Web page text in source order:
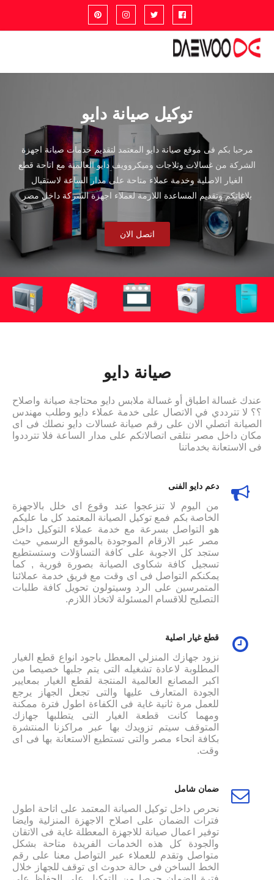
توكيل صيانة دايو
مرحبا بكم فى موقع صيانة دايو المعتمد لتقديم خدمات صيانة اجهزة
الشركة من غسالات وثلاجات وميكروويف دايو العالمية مع اتاحة قطع
الغيار الاصلية وخدمة عملاء متاحة على مدار الساعة لاستقبال
بلاغاتكم وتقديم المساعدة اللازمة لعملاء اجهزة الشركة داخل مصر
اتصل الان
صيانة دايو
عندك غسالة اطباق أو غسالة ملابس دايو محتاجة صيانة واصلاح
؟؟ لا تترددي في الاتصال على خدمة عملاء دايو وطلب مهندس
الصيانة اتصلي الان على رقم صيانة غسالات دايو نصلك فى اى
مكان داخل مصر نتلقى اتصالاتكم على مدار الساعة فلا تترددوا
فى الاستعانة بخدماتنا
دعم دايو الفنى
من اليوم لا تنزعجوا عند وقوع اى خلل بالاجهزة
الخاصة بكم فمع توكيل الصيانة المعتمد كل ما عليكم
هو التواصل بسرعة مع خدمة عملاء التوكيل داخل
مصر عبر الارقام الموجودة بالموقع الرسمي حيث
ستجد كل الاجوبة على كافة التساؤلات وستستطيع
تسجيل كافة شكاوى الصيانة بصورة فورية , كما
يمكنكم التواصل فى اى وقت مع فريق خدمة عملائنا
المتمرسين على الرد وسيتولون تحويل كافة طلبات
التصليح للاقسام المسئولة لاتخاذ اللازم.
قطع غيار اصلية
نزود جهازك المنزلي المعطل باجود انواع قطع الغيار
المطلوبة لاعادة تشغيله التى يتم جلبها خصيصا من
اكبر المصانع العالمية المنتجة لقطع الغيار بمعايير
الجودة المتعارف عليها والتى تجعل الجهاز يرجع
للعمل مرة ثانية غاية فى الكفاءة اطول فترة ممكنة
ومهما كانت قطعة الغيار التى يتطلبها جهازك
المتوقف سيتم تزويدك بها عبر مراكزنا المنتشرة
بكافة انحاء مصر والتى تستطيع الاستعانة بها فى اى
وقت.
ضمان شامل
نحرص داخل توكيل الصيانة المعتمد على اتاحة اطول
فترات الضمان على اصلاح الاجهزة المنزلية وايضا
توفير اعمال صيانة للاجهزة المعطلة غاية فى الاتقان
والجودة كل هذه الخدمات الفريدة متاحة بشكل
متواصل وتقدم للعملاء عبر التواصل معنا على رقم
الخط الساخن فى حالة حدوث اى توقف للجهاز خلال